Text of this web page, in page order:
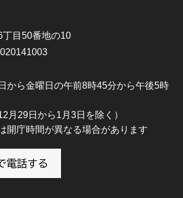
目50番地の10
から金曜日の午前8時45分から午後5時
月29日から1月3日を除く）
開庁時間が異なる場合があります